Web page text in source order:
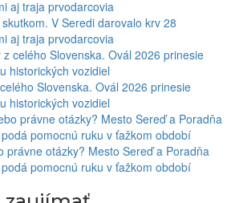
V Seredi darovalo krv 28
aj traja prvodarcovia
Slovenska. Ovál 2026 prinesie
historických vozidiel
právne otázky? Mesto Sereď a Poradňa
pomocnú ruku v ťažkom období